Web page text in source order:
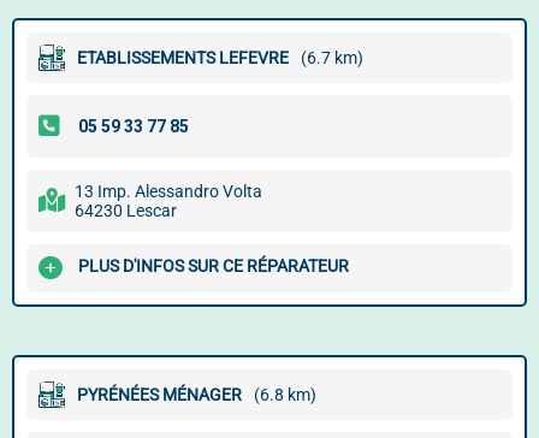
ETABLISSEMENTS LEFEVRE (6.7 km)
13 Imp. Alessandro Volta
64230 Lescar
PLUS D'INFOS SUR CE RÉPARATEUR
PYRÉNÉES MÉNAGER (6.8 km)